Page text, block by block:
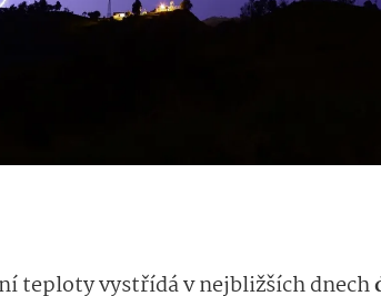
teploty vystřídá v nejbližších dnech